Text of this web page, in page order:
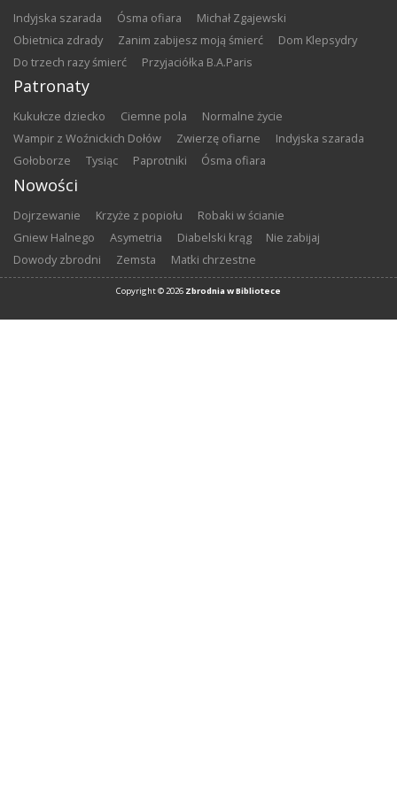
Indyjska szarada Ósma ofiara
Michał Zgajewski
Obietnica zdrady
Zanim zabijesz moją śmierć
Dom Klepsydry
Do trzech razy śmierć
Przyjaciółka B.A.Paris
Patronaty
Kukułcze dziecko Ciemne pola
Normalne życie
Wampir z Woźnickich Dołów
Zwierzę ofiarne
Indyjska szarada
Gołoborze
Tysiąc Paprotniki Ósma ofiara
Nowości
Dojrzewanie Krzyże z popiołu
Robaki w ścianie
Gniew Halnego
Asymetria Diabelski krąg
Nie zabijaj
Dowody zbrodni
Zemsta Matki chrzestne
Copyright © 2026 Zbrodnia w Bibliotece